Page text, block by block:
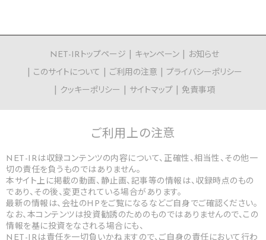
NET-IRトップページ キャンペーン
お知らせ
このサイトについて
ご利用の注意
プライバシーポリシー
クッキーポリシー
サイトマップ 免責事項
ご利用上の注意
NET-IRは収録コンテンツの内容について、正確性、相当性、その他一
切の責任を負うものではありません。
本サイト上に掲載の動画、静止画、記事等の情報は、収録時点のもの
であり、その後、変更されている場合があります。
最新の情報は、会社のHPをご覧になるなどご自身でご確認ください。
なお、本コンテンツは投資勧誘のためのものではありませんので、この
情報を基に投資をなされる場合にも、
NET-IRは責任を一切負いかねますので、ご自身の責任において行わ